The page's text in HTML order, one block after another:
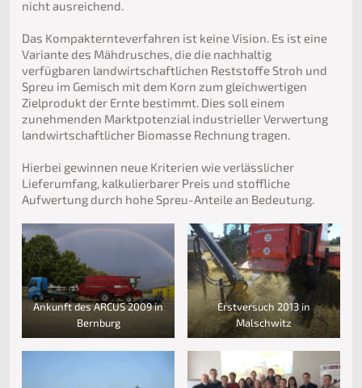
nicht ausreichend.
Das Kompakternteverfahren ist keine Vision. Es ist eine
Variante des Mähdrusches, die die nachhaltig
verfügbaren landwirtschaftlichen Reststoffe Stroh und
Spreu im Gemisch mit dem Korn zum gleichwertigen
Zielprodukt der Ernte bestimmt. Dies soll einem
zunehmenden Marktpotenzial industrieller Verwertung
landwirtschaftlicher Biomasse Rechnung tragen.
Hierbei gewinnen neue Kriterien wie verlässlicher
Lieferumfang, kalkulierbarer Preis und stoffliche
Aufwertung durch hohe Spreu-Anteile an Bedeutung.
Ankunft des ARCUS 2009 in
Bernburg
Erstversuch 2013 in
Malschwitz